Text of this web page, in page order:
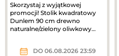
Skorzystaj z wyjątkowej
promocji! Stolik kwadratowy
Dunlem 90 cm drewno
naturalne/zielony oliwkowy
DO 06.08.2026 23:59